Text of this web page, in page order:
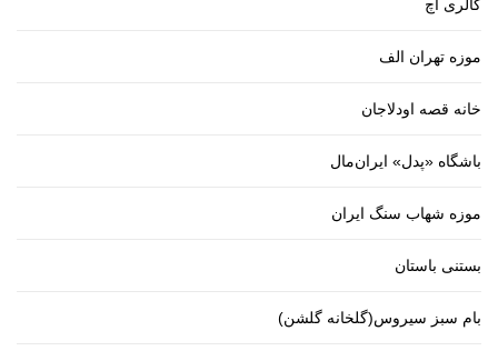
گالری اچ
موزه تهران الف
خانه قصه اودلاجان
باشگاه «پدل» ایران‌مال
موزه شهاب سنگ ایران
بستنی باستان
بام سبز سیروس(گلخانه گلشن)